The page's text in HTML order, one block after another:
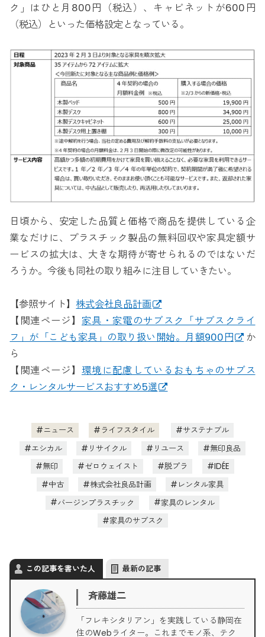
ク」はひと月800円（税込）、キャビネットが600円
（税込）といった価格設定となっている。
日頃から、安定した品質と価格で商品を提供している企
業なだけに、プラスチック製品の無料回収や家具定額サ
ービスの拡大は、大きな期待が寄せられるのではないだ
ろうか。今後も同社の取り組みに注目していきたい。
【参照サイト】株式会社良品計画
【関連ページ】 家具・家電のサブスク「サブスクライ
フ」が「こども家具」の取り扱い開始。月額900円
か
ら
【関連ページ】 環境に配慮しているおもちゃのサブス
ク・レンタルサービスおすすめ5選
ニュース ライフスタイル
サステナブル
エシカル
リサイクル リユース
無印良品
無印
ゼロウェイスト 脱プラ
IDÉE
中古
株式会社良品計画
レンタル家具
バージンプラスチック
家具のレンタル
家具のサブスク
この記事を書いた人 最新の記事
斉藤雄二
「フレキシタリアン」を実践している静岡在
住のWebライター。これまでモノ系、テク